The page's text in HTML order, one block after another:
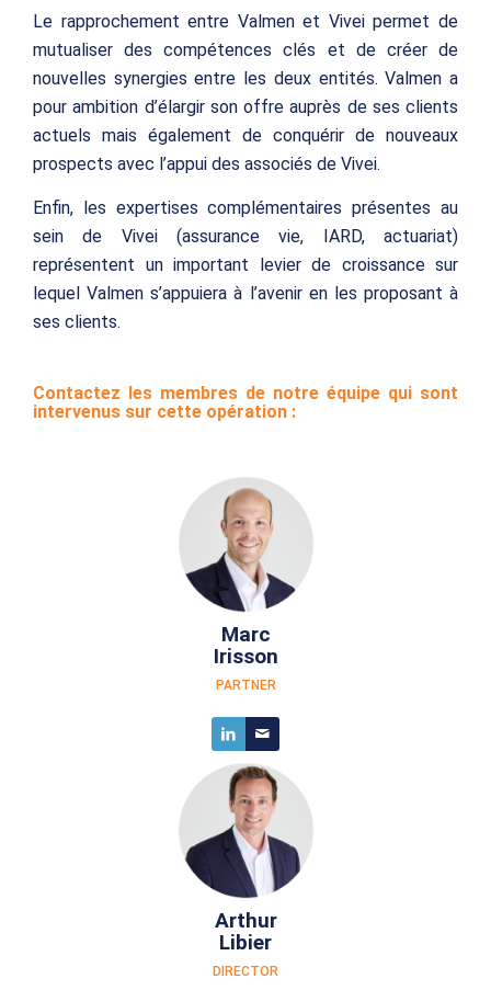
Le rapprochement entre Valmen et Vivei permet de
mutualiser des compétences clés et de créer de
nouvelles synergies entre les deux entités. Valmen a
pour ambition d’élargir son offre auprès de ses clients
actuels mais également de conquérir de nouveaux
prospects avec l’appui des associés de Vivei.
Enfin, les expertises complémentaires présentes au
sein de Vivei (assurance vie, IARD, actuariat)
représentent un important levier de croissance sur
lequel Valmen s’appuiera à l’avenir en les proposant à
ses clients.
Contactez les membres de notre équipe qui sont
intervenus sur cette opération :
Marc
Irisson
PARTNER
Arthur
Libier
DIRECTOR